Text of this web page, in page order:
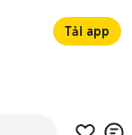
Tải app